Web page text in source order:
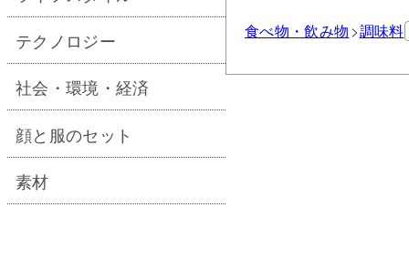
食べ物・飲み物 調味料
テクノロジー
社会・環境・経済
顔と服のセット
素材